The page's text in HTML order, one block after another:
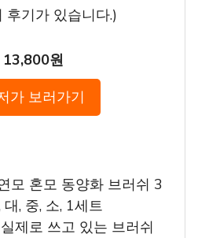
후기가 있습니다.)
13,800원
가 보러가기
모 혼모 동양화 브러쉬 3
, 중, 소, 1세트
제로 쓰고 있는 브러쉬